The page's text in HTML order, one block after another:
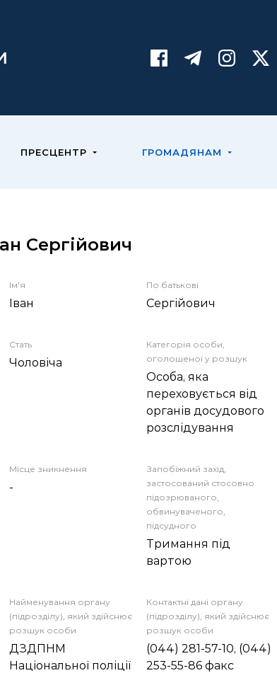
ПРЕСЦЕНТР ГРОМАДЯНАМ
Сергійович
Ім'я
Іван
По батькові
Сергійович
Стать
Чоловіча
Категорія особи,
оголошеної у розшук
Особа, яка
переховується від
органів досудового
розслідування
Місце зникнення
-
Запобіжний захід,
застосований стосовно
підозрюваного,
обвинуваченого,
підсудного
Тримання під
вартою
Найменування органу
(підрозділу), який здійснює
розшук особи
ДЗДПНМ
Національної поліції
Контактні дані органу
(підрозділу), який здійснює
розшук особи
(044) 281-57-10, (044)
253-55-86 факс